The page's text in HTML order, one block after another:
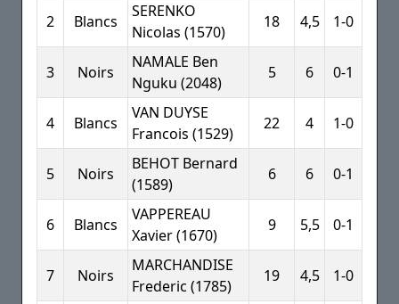
2 Blancs
SERENKO
Nicolas (1570)
18 4,5 1-0
3 Noirs
NAMALE Ben
Nguku (2048)
5 6 0-1
4 Blancs
VAN DUYSE
Francois (1529)
22 4 1-0
5 Noirs
BEHOT Bernard
(1589)
6 6 0-1
6 Blancs
VAPPEREAU
Xavier (1670)
9 5,5 0-1
7 Noirs
MARCHANDISE
Frederic (1785)
19 4,5 1-0